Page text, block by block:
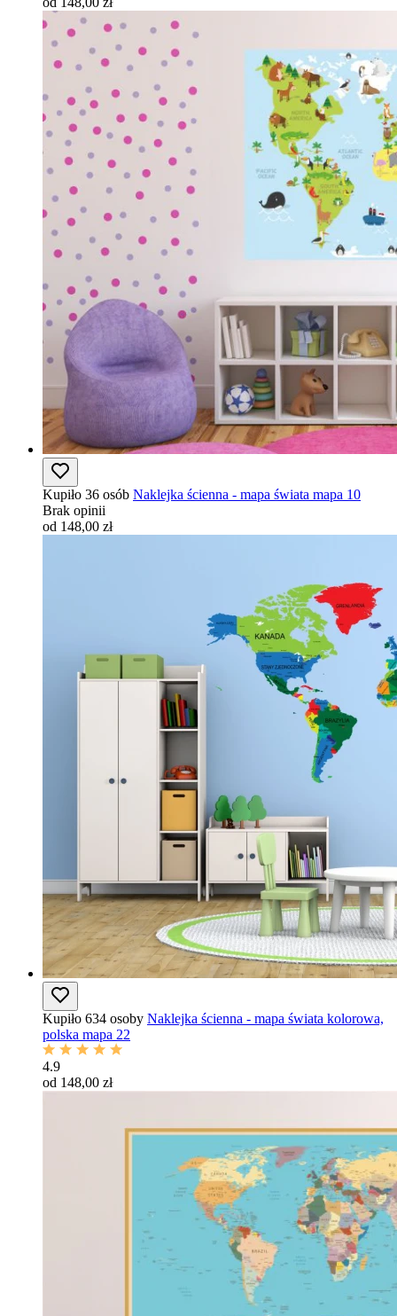
Kupiło 36 osób Naklejka ścienna - mapa świata mapa 10
Brak opinii
od 148,00 zł
Kupiło 634 osoby Naklejka ścienna - mapa świata kolorowa,
polska mapa 22
4.9
od 148,00 zł